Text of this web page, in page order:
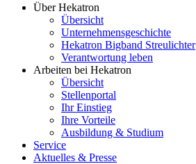
Über Hekatron
Übersicht
Unternehmensgeschichte
Hekatron Bigband Streulichter
Verantwortung leben
Arbeiten bei Hekatron
Übersicht
Stellenportal
Ihr Einstieg
Ihre Vorteile
Ausbildung & Studium
Service
Aktuelles & Presse